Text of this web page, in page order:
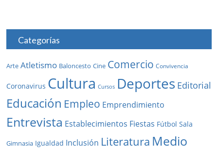
Categorías
Arte Atletismo Baloncesto Cine Comercio Convivencia
Coronavirus Cultura Cursos Deportes Editorial
Educación Empleo Emprendimiento
Entrevista Establecimientos Fiestas Fútbol Sala
Gimnasia Igualdad Inclusión Literatura Medio